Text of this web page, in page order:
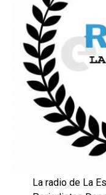
La radio de La